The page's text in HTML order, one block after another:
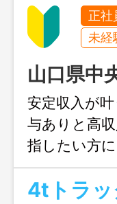
正社
未経
山口県中
安定収入が
与ありと高
指したい方
4tトラッ